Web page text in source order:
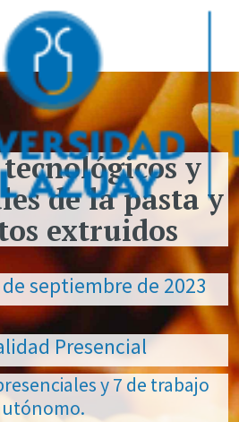
y
de la pasta y
extruidos
septiembre de 2023
Presencial
y 7 de trabajo